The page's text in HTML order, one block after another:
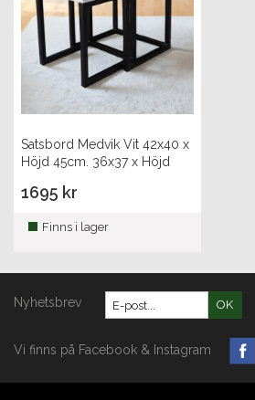
Satsbord Medvik Vit 42x40 x
Höjd 45cm. 36x37 x Höjd
1695 kr
Finns i lager
Nyhetsbrev OK
Vi finns på Facebook & Instagram